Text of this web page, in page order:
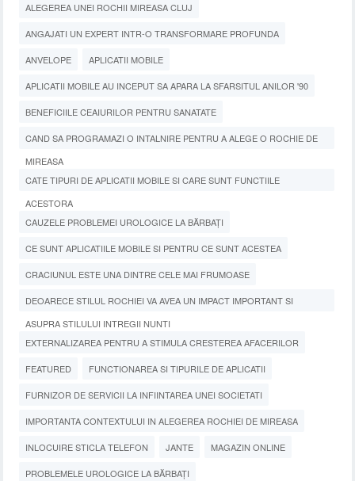
ALEGEREA UNEI ROCHII MIREASA CLUJ
ANGAJATI UN EXPERT INTR-O TRANSFORMARE PROFUNDA
ANVELOPE APLICATII MOBILE
APLICATII MOBILE AU INCEPUT SA APARA LA SFARSITUL ANILOR '90
BENEFICIILE CEAIURILOR PENTRU SANATATE
CAND SA PROGRAMAZI O INTALNIRE PENTRU A ALEGE O ROCHIE DE
MIREASA
CATE TIPURI DE APLICATII MOBILE SI CARE SUNT FUNCTIILE
ACESTORA
CAUZELE PROBLEMEI UROLOGICE LA BĂRBAȚI
CE SUNT APLICATIILE MOBILE SI PENTRU CE SUNT ACESTEA
CRACIUNUL ESTE UNA DINTRE CELE MAI FRUMOASE
DEOARECE STILUL ROCHIEI VA AVEA UN IMPACT IMPORTANT SI
ASUPRA STILULUI INTREGII NUNTI
EXTERNALIZAREA PENTRU A STIMULA CRESTEREA AFACERILOR
FEATURED FUNCTIONAREA SI TIPURILE DE APLICATII
FURNIZOR DE SERVICII LA INFIINTAREA UNEI SOCIETATI
IMPORTANTA CONTEXTULUI IN ALEGEREA ROCHIEI DE MIREASA
INLOCUIRE STICLA TELEFON JANTE MAGAZIN ONLINE
PROBLEMELE UROLOGICE LA BĂRBAȚI